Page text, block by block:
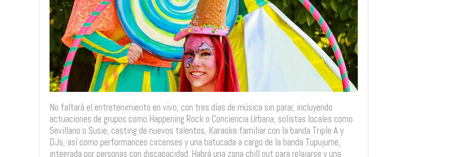
No faltará el entretenimiento en vivo, con tres días de música sin parar, incluyendo
actuaciones de grupos como Happening Rock o Conciencia Urbana, solistas locales como
Sevillano o Susie, casting de nuevos talentos, Karaoke familiar con la banda Triple A y
DJs, así como performances circenses y una batucada a cargo de la banda Tupujume,
integrada por personas con discapacidad. Habrá una zona chill out para relajarse y una